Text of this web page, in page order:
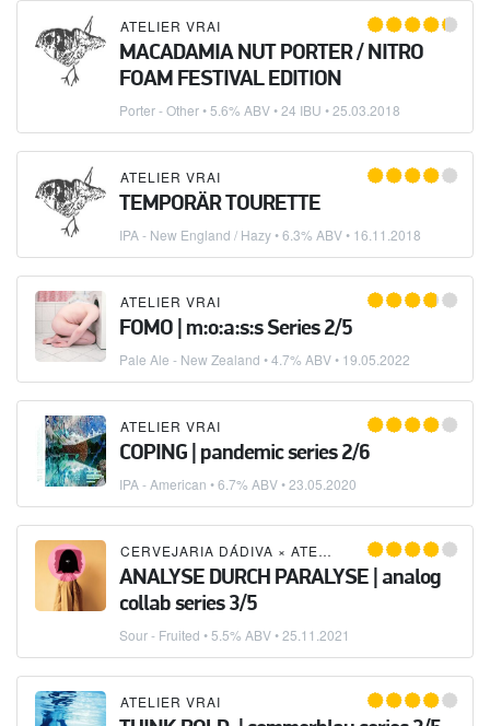
ATELIER VRAI
MACADAMIA NUT PORTER / NITRO
FOAM FESTIVAL EDITION
Porter - Other• 5.6% ABV • 24 IBU •25.03.2018
ATELIER VRAI
TEMPORÄR TOURETTE
IPA - New England / Hazy• 6.3% ABV • 16.11.2018
ATELIER VRAI
FOMO | m:o:a:s:s Series 2/5
Pale Ale - New Zealand • 4.7% ABV • 19.05.2022
ATELIER VRAI
COPING | pandemic series 2/6
IPA - American • 6.7% ABV •23.05.2020
CERVEJARIA DÁDIVA × ATELIER VRAI
ANALYSE DURCH PARALYSE | analog
collab series 3/5
Sour - Fruited • 5.5% ABV •25.11.2021
ATELIER VRAI